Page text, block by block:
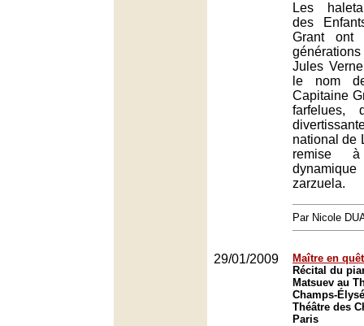
Les
des
Grant ont
Jules
le nom
Capitaine
farfelues,
national de
remise
zarzuela.
Par Nicole
29/01/2009
Maître en
Récital du
Matsuev au
Champs-
Théâtre des
Paris